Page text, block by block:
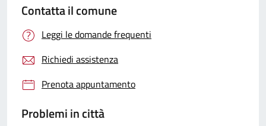
Contatta il comune
Leggi le domande frequenti
Richiedi assistenza
Prenota appuntamento
Problemi in città